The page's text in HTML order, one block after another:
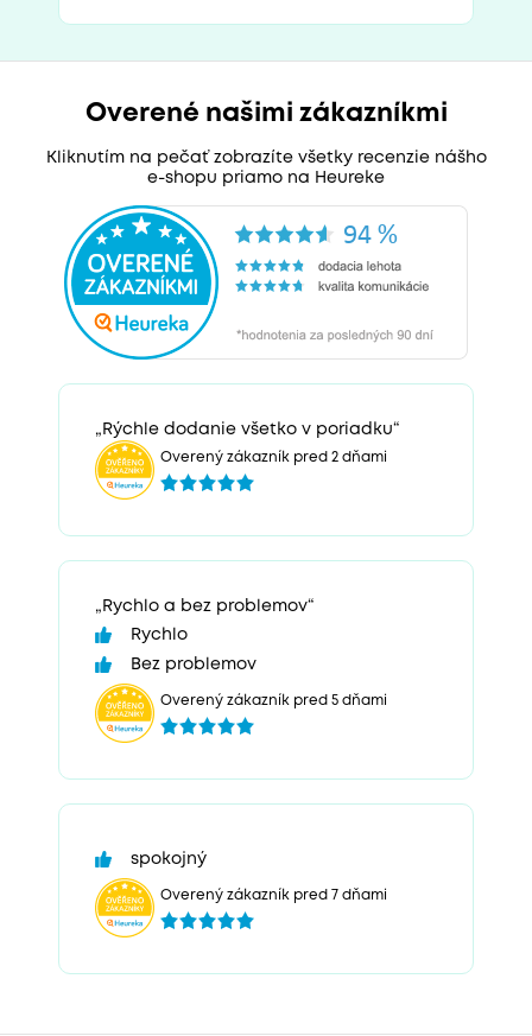
Overené našimi zákazníkmi
Kliknutím na pečať zobrazíte všetky recenzie nášho
e-shopu priamo na Heureke
„Rýchle dodanie všetko v poriadku“
Overený zákazník pred 2 dňami
„Rychlo a bez problemov“
Rychlo
Bez problemov
Overený zákazník pred 5 dňami
spokojný
Overený zákazník pred 7 dňami